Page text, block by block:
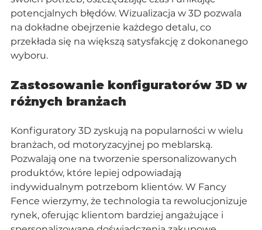
potencjalnych błędów. Wizualizacja w 3D pozwala
na dokładne obejrzenie każdego detalu, co
przekłada się na większą satysfakcję z dokonanego
wyboru.
Zastosowanie konfiguratorów 3D w
różnych branżach
Konfiguratory 3D zyskują na popularności w wielu
branżach, od motoryzacyjnej po meblarską.
Pozwalają one na tworzenie spersonalizowanych
produktów, które lepiej odpowiadają
indywidualnym potrzebom klientów. W Fancy
Fence wierzymy, że technologia ta rewolucjonizuje
rynek, oferując klientom bardziej angażujące i